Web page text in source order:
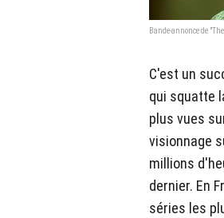
Bande-annonce de
C'est un
qui squatte
plus vues
visionnage
millions
dernier. En
séries les